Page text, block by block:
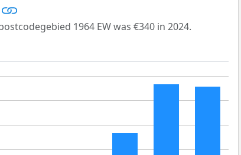
1964 EW was €340 in 2024.